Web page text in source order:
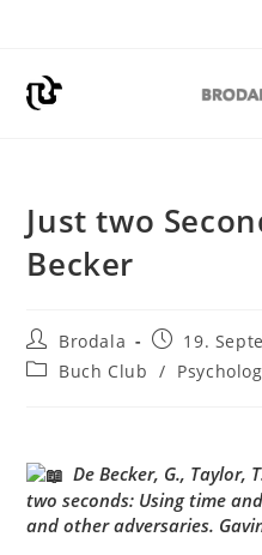
Just two
Becker
Brodala
19.
Buch Club /
De Becker, G., Taylor,
two seconds: Using time
and other adversaries.